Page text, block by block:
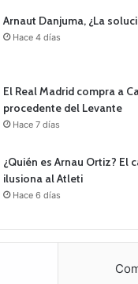
Arnaut Danjuma, ¿La
Hace 4 días
El Real Madrid compra a
procedente del Levante
Hace 7 días
¿Quién es Arnau Ortiz? El
ilusiona al Atleti
Hace 6 días